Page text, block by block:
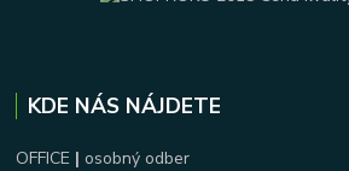
KDE NÁS NÁJDETE
OFFICE | osobný odber